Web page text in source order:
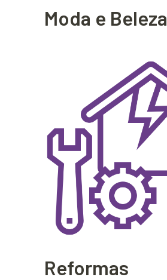
Moda e Beleza
Reformas